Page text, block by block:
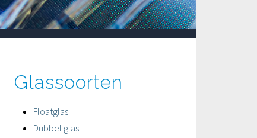
Glassoorten
Floatglas
Dubbel glas